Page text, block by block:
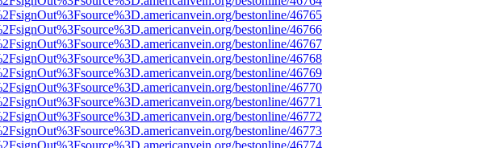
bestonline/46765
bestonline/46766
bestonline/46767
bestonline/46768
bestonline/46769
bestonline/46770
bestonline/46771
bestonline/46772
bestonline/46773
bestonline/46774